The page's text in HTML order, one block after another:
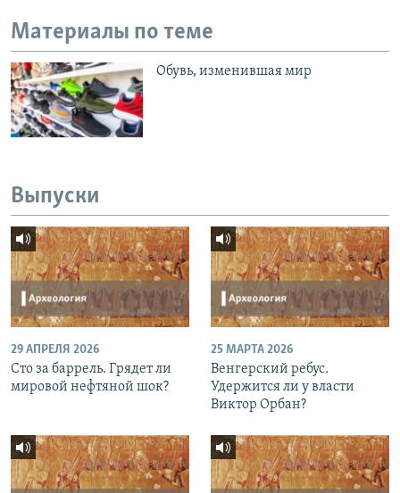
Материалы по теме
Обувь, изменившая мир
Выпуски
29 АПРЕЛЯ 2026
Сто за баррель. Грядет ли
мировой нефтяной шок?
25 МАРТА 2026
Венгерский ребус.
Удержится ли у власти
Виктор Орбан?